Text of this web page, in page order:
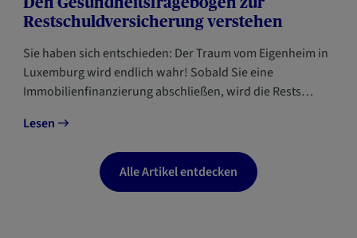
Restschuldversicherung verstehen
Sie haben sich entschieden: Der Traum vom Eigenheim in
Luxemburg wird endlich wahr! Sobald Sie eine
Immobilienfinanzierung abschließen, wird die Rests…
Lesen
Alle Artikel entdecken